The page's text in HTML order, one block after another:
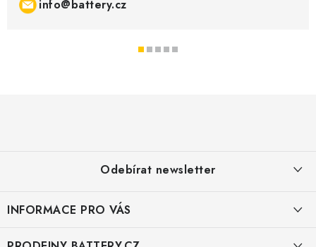
info@battery.cz
Odebírat newsletter
INFORMACE PRO VÁS
KONTAKTY